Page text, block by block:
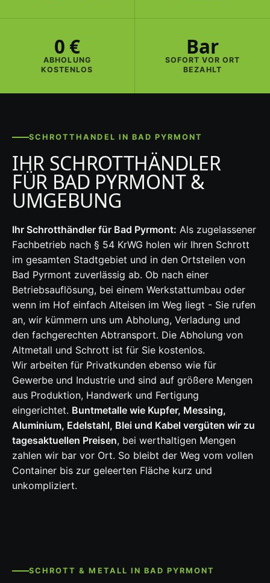
0 €
ABHOLUNG
KOSTENLOS
Bar
SOFORT VOR ORT
BEZAHLT
SCHROTTHANDEL IN BAD PYRMONT
IHR SCHROTTHÄNDLER
FÜR BAD PYRMONT &
UMGEBUNG
Ihr Schrotthändler für Bad Pyrmont: Als zugelassener
Fachbetrieb nach § 54 KrWG holen wir Ihren Schrott
im gesamten Stadtgebiet und in den Ortsteilen von
Bad Pyrmont zuverlässig ab. Ob nach einer
Betriebsauflösung, bei einem Werkstattumbau oder
wenn im Hof einfach Alteisen im Weg liegt - Sie rufen
an, wir kümmern uns um Abholung, Verladung und
den fachgerechten Abtransport. Die Abholung von
Altmetall und Schrott ist für Sie kostenlos.
Wir arbeiten für Privatkunden ebenso wie für
Gewerbe und Industrie und sind auf größere Mengen
aus Produktion, Handwerk und Fertigung
eingerichtet. Buntmetalle wie Kupfer, Messing,
Aluminium, Edelstahl, Blei und Kabel vergüten wir zu
tagesaktuellen Preisen, bei werthaltigen Mengen
zahlen wir bar vor Ort. So bleibt der Weg vom vollen
Container bis zur geleerten Fläche kurz und
unkompliziert.
SCHROTT & METALL IN BAD PYRMONT